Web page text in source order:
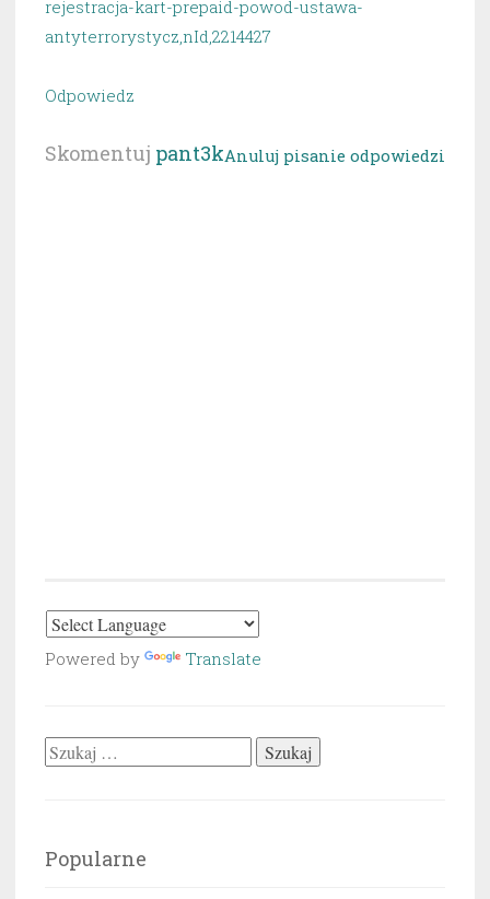
rejestracja-kart-prepaid-powod-ustawa-
antyterrorystycz,nId,2214427
Odpowiedz
Skomentuj pant3kAnuluj pisanie odpowiedzi
Powered by Translate
Szukaj:
Popularne